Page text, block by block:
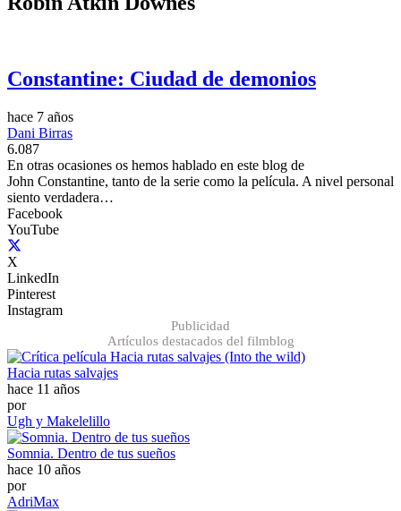
Constantine: Ciudad de demonios
hace 7 años
Dani Birras
6.087
En otras ocasiones os hemos hablado en este blog de
John Constantine, tanto de la serie como la película. A nivel personal
siento verdadera…
Facebook
YouTube
X
LinkedIn
Pinterest
Instagram
Publicidad
Artículos destacados del filmblog
Hacia rutas salvajes
hace 11 años
por
Ugh y Makelelillo
Somnia. Dentro de tus sueños
hace 10 años
por
AdriMax